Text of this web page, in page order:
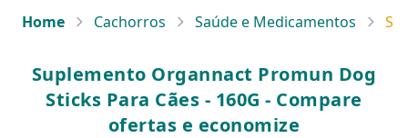
Home Cachorros Saúde e Medicamentos
Suplemento Organnact Promun Dog
Sticks Para Cães - 160G - Compare
ofertas e economize